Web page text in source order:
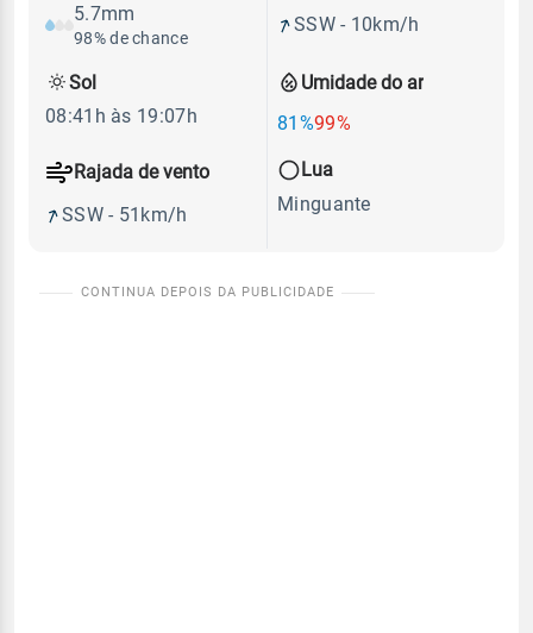
5.7mm
98% de chance
Umidade do ar
81%99%
SSW - 10km/h
Rajada de vento
SSW - 51km/h
Sol
08:41h às 19:07h
Lua
Minguante